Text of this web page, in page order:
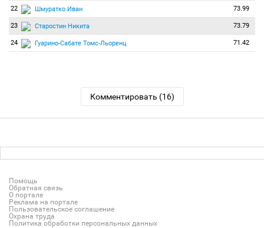
22 Шмуратко Иван 73.99
23 Старостин Никита 73.79
24 Гуарино-Сабате Томс-Льоренц 71.42
Комментировать (16)
Помощь
Обратная связь
О портале
Реклама на портале
Пользовательское соглашение
Охрана труда
Политика обработки персональных данных